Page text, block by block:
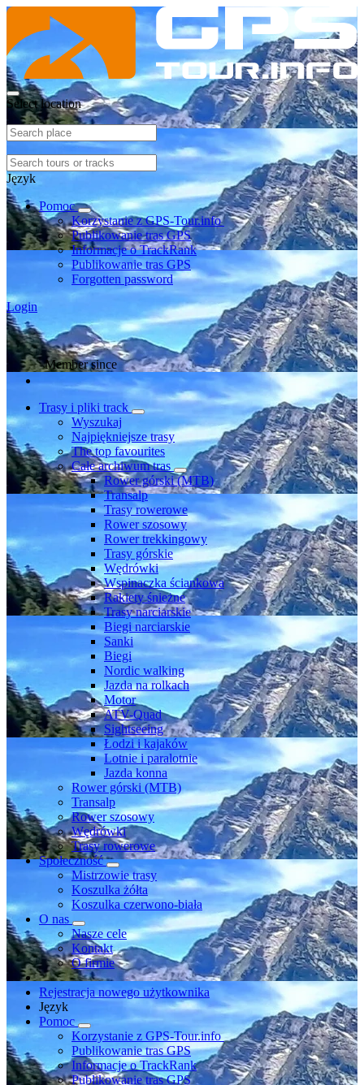
Select location
Język
Pomoc
Korzystanie z GPS-Tour.info
Publikowanie tras GPS
Informacje o TrackRank
Publikowanie tras GPS
Forgotten password
Login
Member since
Trasy i pliki track
Wyszukaj
Najpiękniejsze trasy
The top favourites
Całe archiwum tras
Rower górski (MTB)
Transalp
Trasy rowerowe
Rower szosowy
Rower trekkingowy
Trasy górskie
Wędrówki
Wspinaczka ściankowa
Rakiety śnieżne
Trasy narciarskie
Biegi narciarskie
Sanki
Biegi
Nordic walking
Jazda na rolkach
Motor
ATV-Quad
Sightseeing
Łodzi i kajaków
Lotnie i paralotnie
Jazda konna
Rower górski (MTB)
Transalp
Rower szosowy
Wędrówki
Trasy rowerowe
Społeczność
Mistrzowie trasy
Koszulka żółta
Koszulka czerwono-biała
O nas
Nasze cele
Kontakt
O firmie
Rejestracja nowego użytkownika
Język
Pomoc
Korzystanie z GPS-Tour.info
Publikowanie tras GPS
Informacje o TrackRank
Publikowanie tras GPS